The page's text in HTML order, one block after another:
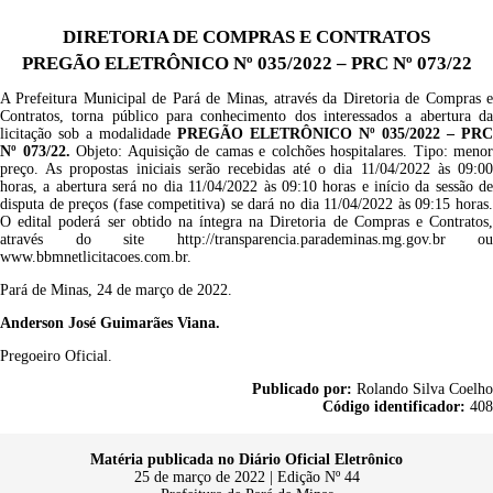
DIRETORIA DE COMPRAS E CONTRATOS
PREGÃO ELETRÔNICO Nº 035/2022 – PRC Nº 073/22
A Prefeitura Municipal de Pará de Minas, através da Diretoria de Compras e
Contratos, torna público para conhecimento dos interessados a abertura da
licitação sob a modalidade PREGÃO ELETRÔNICO Nº 035/2022 – PRC
Nº 073/22. Objeto: Aquisição de camas e colchões hospitalares. Tipo: menor
preço. As propostas iniciais serão recebidas até o dia 11/04/2022 às 09:00
horas, a abertura será no dia 11/04/2022 às 09:10 horas e início da sessão de
disputa de preços (fase competitiva) se dará no dia 11/04/2022 às 09:15 horas.
O edital poderá ser obtido na íntegra na Diretoria de Compras e Contratos,
através do site http://transparencia.parademinas.mg.gov.br ou
www.bbmnetlicitacoes.com.br.
Pará de Minas, 24 de março de 2022.
Anderson José Guimarães Viana.
Pregoeiro Oficial.
Publicado por: Rolando Silva Coelho
Código identificador: 408
Matéria publicada no Diário Oficial Eletrônico
25 de março de 2022 | Edição Nº 44